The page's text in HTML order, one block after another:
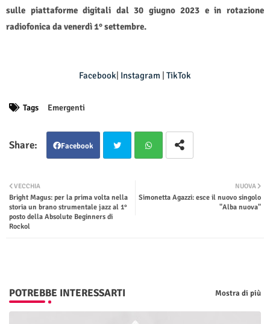
sulle piattaforme digitali dal 30 giugno 2023 e in rotazione
radiofonica da venerdì 1° settembre.
Facebook Instagram TikTok
Tags Emergenti
Facebook
ter tsap
NUOVA
Simonetta Agazzi: esce il nuovo singolo
"Alba nuova"
VECCHIA
Bright Magus: per la prima volta nella
storia un brano strumentale jazz al 1°
posto della Absolute Beginners di
Rockol
POTREBBE INTERESSARTI Mostra di più